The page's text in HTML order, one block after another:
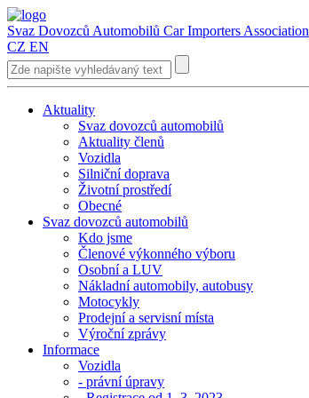
Svaz Dovozců Automobilů Car Importers Association
CZ EN
Aktuality
Svaz dovozců automobilů
Aktuality členů
Vozidla
Silniční doprava
Životní prostředí
Obecné
Svaz dovozců automobilů
Kdo jsme
Členové výkonného výboru
Osobní a LUV
Nákladní automobily, autobusy
Motocykly
Prodejní a servisní místa
Výroční zprávy
Informace
Vozidla
- právní úpravy